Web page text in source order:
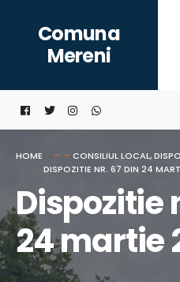
content
Comuna
Mereni
HOME CONSILIUL LOCAL,
DISPOZITIE NR. 67 DIN 24
Dispozitie
24 martie
for: